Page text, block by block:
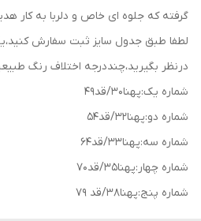
گرفته که جلوه ای خاص و دلربا به کار
لطفا طبق جدول سایز ثبت سفارش
درنظر بگیرید،چنددرجه اختلاف رنگ
شماره یک:پهنا30/قد49
شماره دو:پهنا32/قد54
شماره سه:پهنا33/قد64
شماره چهار:پهنا35/قد70
شماره پنج:پهنا38/قد 79